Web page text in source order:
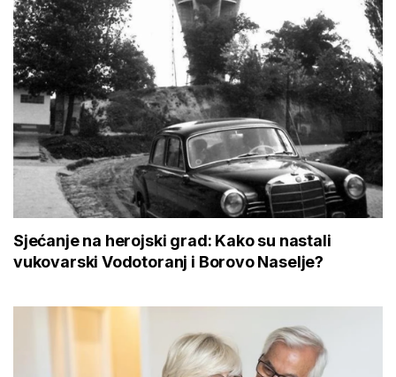
Sjećanje na herojski grad: Kako su nastali
vukovarski Vodotoranj i Borovo Naselje?